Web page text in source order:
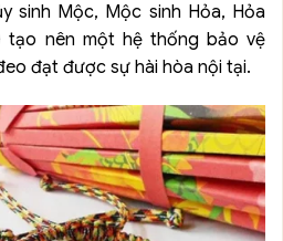
sinh Mộc, Mộc sinh Hỏa, Hỏa
tạo nên một hệ thống bảo vệ
đạt được sự hài hòa nội tại.